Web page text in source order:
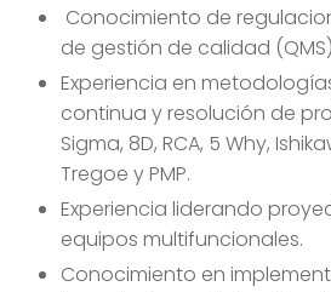
Conocimiento de
de gestión de calidad
Experiencia en
continua y resolución de
Sigma, 8D, RCA, 5 Why,
Tregoe y PMP.
Experiencia liderando
equipos multifuncionales.
Conocimiento en